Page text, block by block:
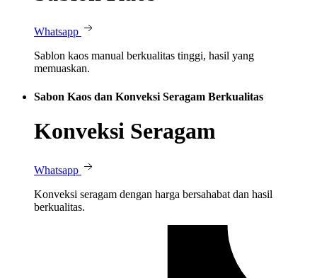
Whatsapp
Sablon kaos manual berkualitas tinggi, hasil yang
memuaskan.
Sabon Kaos dan Konveksi Seragam Berkualitas
Konveksi Seragam
Whatsapp
Konveksi seragam dengan harga bersahabat dan hasil
berkualitas.